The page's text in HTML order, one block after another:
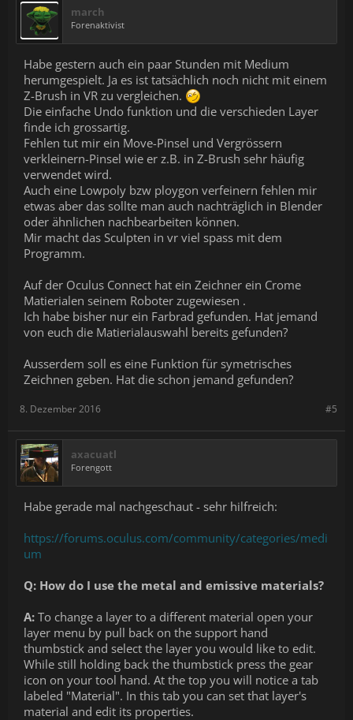
march
Forenaktivist
Habe gestern auch ein paar Stunden mit Medium
herumgespielt. Ja es ist tatsächlich noch nicht mit einem
Z-Brush in VR zu vergleichen.
Die einfache Undo funktion und die verschieden Layer
finde ich grossartig.
Fehlen tut mir ein Move-Pinsel und Vergrössern
verkleinern-Pinsel wie er z.B. in Z-Brush sehr häufig
verwendet wird.
Auch eine Lowpoly bzw ploygon verfeinern fehlen mir
etwas aber das sollte man auch nachträglich in Blender
oder ähnlichen nachbearbeiten können.
Mir macht das Sculpten in vr viel spass mit dem
Programm.
Auf der Oculus Connect hat ein Zeichner ein Crome
Matierialen seinem Roboter zugewiesen .
Ich habe bisher nur ein Farbrad gefunden. Hat jemand
von euch die Matierialauswahl bereits gefunden?
Ausserdem soll es eine Funktion für symetrisches
Zeichnen geben. Hat die schon jemand gefunden?
#5
8. Dezember 2016
axacuatl
Forengott
Habe gerade mal nachgeschaut - sehr hilfreich:
https://forums.oculus.com/community/categories/medi
um
Q: How do I use the metal and emissive materials?
A: To change a layer to a different material open your
layer menu by pull back on the support hand
thumbstick and select the layer you would like to edit.
While still holding back the thumbstick press the gear
icon on your tool hand. At the top you will notice a tab
labeled "Material". In this tab you can set that layer's
material and edit its properties.